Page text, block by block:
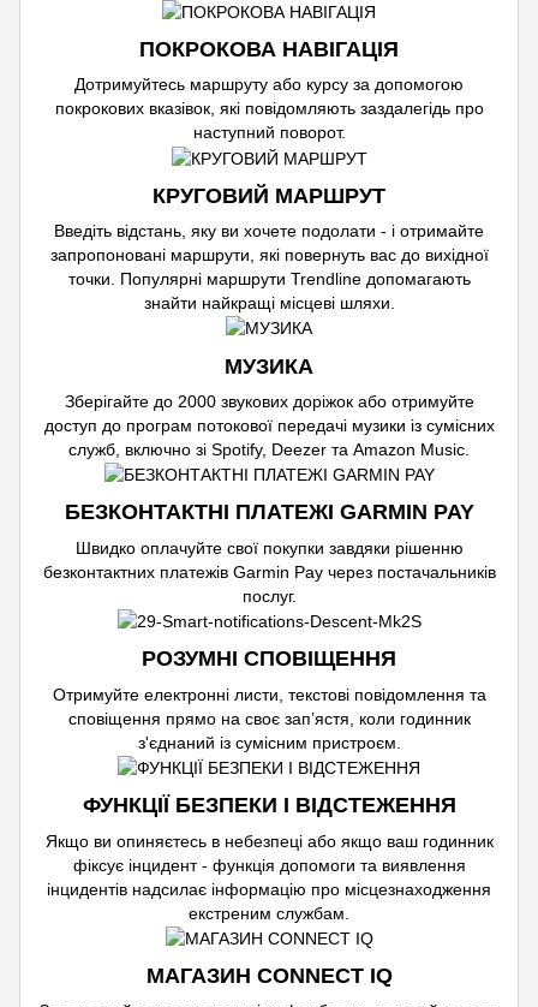
ПОКРОКОВА НАВІГАЦІЯ
Дотримуйтесь маршруту або курсу за допомогою
покрокових вказівок, які повідомляють заздалегідь про
наступний поворот.
КРУГОВИЙ МАРШРУТ
Введіть відстань, яку ви хочете подолати - і отримайте
запропоновані маршрути, які повернуть вас до вихідної
точки. Популярні маршрути Trendline допомагають
знайти найкращі місцеві шляхи.
МУЗИКА
Зберігайте до 2000 звукових доріжок або отримуйте
доступ до програм потокової передачі музики із сумісних
служб, включно зі Spotify, Deezer та Amazon Music.
БЕЗКОНТАКТНІ ПЛАТЕЖІ GARMIN PAY
Швидко оплачуйте свої покупки завдяки рішенню
безконтактних платежів Garmin Pay через постачальників
послуг.
РОЗУМНІ СПОВІЩЕННЯ
Отримуйте електронні листи, текстові повідомлення та
сповіщення прямо на своє зап’ястя, коли годинник
з'єднаний із сумісним пристроєм.
ФУНКЦІЇ БЕЗПЕКИ І ВІДСТЕЖЕННЯ
Якщо ви опиняєтесь в небезпеці або якщо ваш годинник
фіксує інцидент - функція допомоги та виявлення
інцидентів надсилає інформацію про місцезнаходження
екстреним службам.
МАГАЗИН CONNECT IQ